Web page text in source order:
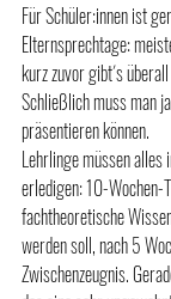
Für Schüler:innen ist
Elternsprechtage:
kurz zuvor gibt´s
Schließlich muss man
präsentieren können.
Lehrlinge müssen alles
erledigen: 10-Wochen-
fachtheoretische
werden soll, nach 5
Zwischenzeugnis.